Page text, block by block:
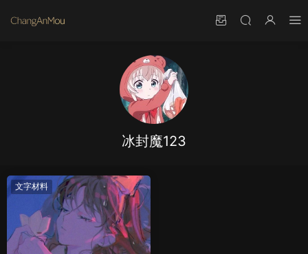
冰封魔123
文字材料